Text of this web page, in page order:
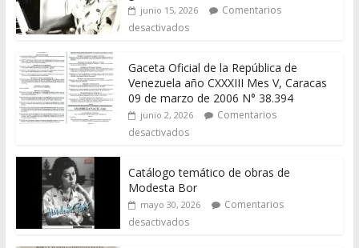
junio 15, 2026
Comentarios
desactivados
Gaceta Oficial de la República de
Venezuela año CXXXIII Mes V, Caracas
09 de marzo de 2006 N° 38.394
junio 2, 2026
Comentarios
desactivados
Catálogo temático de obras de
Modesta Bor
mayo 30, 2026
Comentarios
desactivados